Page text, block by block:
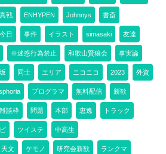
戦 ENHYPEN Johnnys 書斎
今日 事件 イラスト simasaki 友達
※迷惑行為禁止 和歌山賢狼会 事実論
同士 エリア ニコニコ 2023 外資
プログラマ 無料配信 新歓
雑談枠 問題 本部 恵逸 トラック
ツイステ 中高生
天文 ケモノ 研究会新歓 ランクマ